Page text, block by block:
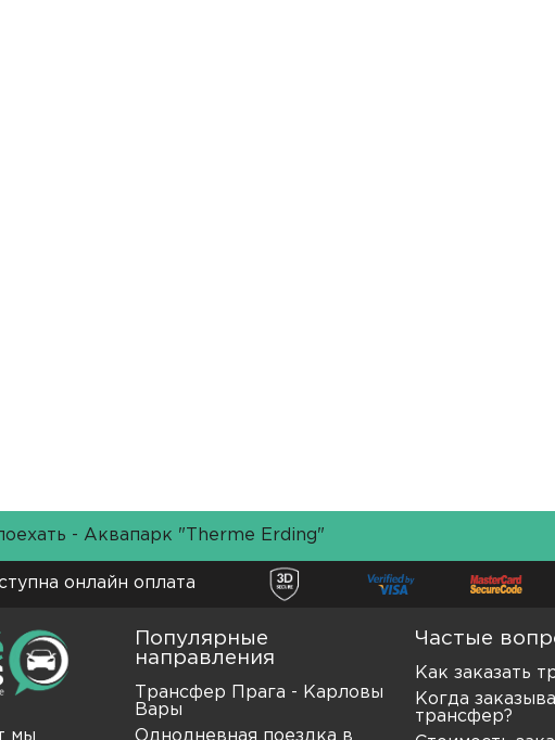
- Аквапарк "Therme Erding"
онлайн оплата
мы
Популярные
направления
Трансфер Прага - Карловы
Вары
Однодневная поездка в
Частые
Как заказать
Когда
трансфер?